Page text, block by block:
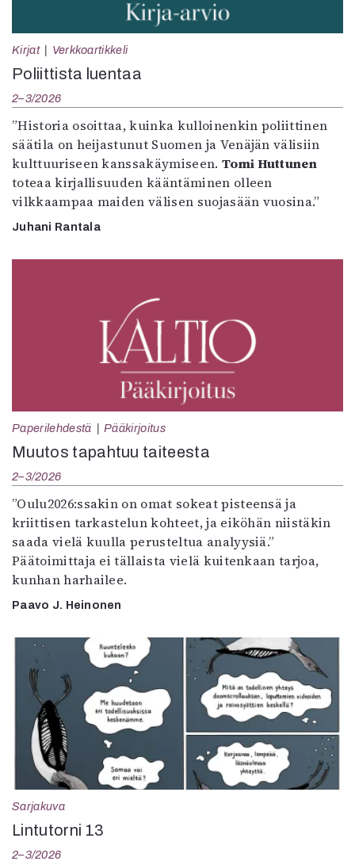
Kirjat Verkkoartikkeli
Poliittista luentaa
2–3/2026
”Historia osoittaa, kuinka kulloinenkin poliittinen
säätila on heijastunut Suomen ja Venäjän välisiin
kulttuuriseen kanssakäymiseen. Tomi Huttunen
toteaa kirjallisuuden kääntäminen olleen
vilkkaampaa maiden välisen suojasään vuosina.”
Juhani Rantala
Paperilehdestä Pääkirjoitus
Muutos tapahtuu taiteesta
2–3/2026
”Oulu2026:ssakin on omat sokeat pisteensä ja
kriittisen tarkastelun kohteet, ja eiköhän niistäkin
saada vielä kuulla perusteltua analyysiä.”
Päätoimittaja ei tällaista vielä kuitenkaan tarjoa,
kunhan harhailee.
Paavo J. Heinonen
Sarjakuva
Lintutorni 13
2–3/2026